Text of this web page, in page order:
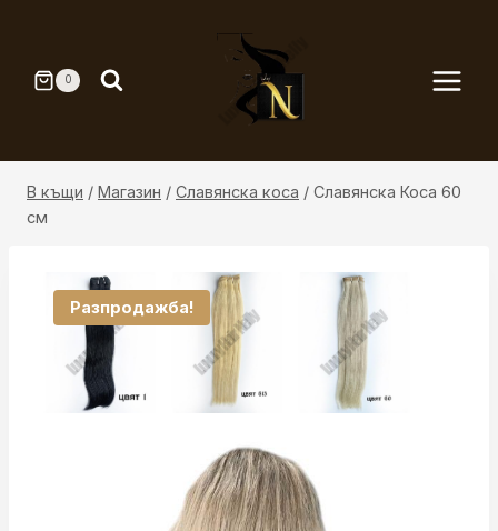
0
В къщи / Магазин / Славянска коса / Славянска Коса 60
см
Разпродажба!